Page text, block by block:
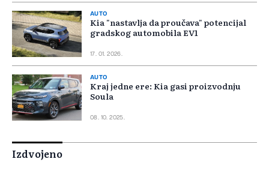
AUTO
Kia "nastavlja da proučava" potencijal
gradskog automobila EV1
17. 01. 2026.
AUTO
Kraj jedne ere: Kia gasi proizvodnju
Soula
08. 10. 2025.
Izdvojeno